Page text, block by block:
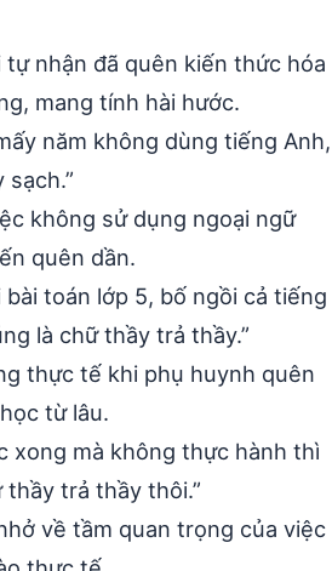
tự nhận đã quên kiến thức hóa
mang tính hài hước.
năm không dùng tiếng Anh,
không sử dụng ngoại ngữ
quên dần.
bài toán lớp 5, bố ngồi cả tiếng
là chữ thầy trả thầy.”
thực tế khi phụ huynh quên
từ lâu.
xong mà không thực hành thì
trả thầy thôi.”
về tầm quan trọng của việc